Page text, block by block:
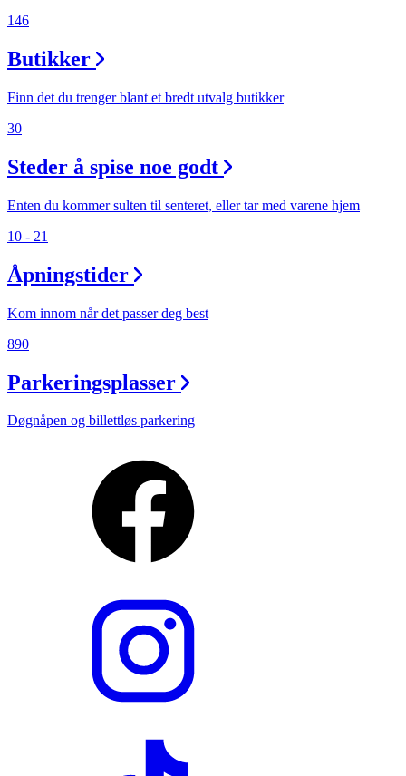
146
Butikker
Finn det du trenger blant et bredt utvalg butikker
30
Steder å spise noe godt
Enten du kommer sulten til senteret, eller tar med varene hjem
10 - 21
Åpningstider
Kom innom når det passer deg best
890
Parkeringsplasser
Døgnåpen og billettløs parkering